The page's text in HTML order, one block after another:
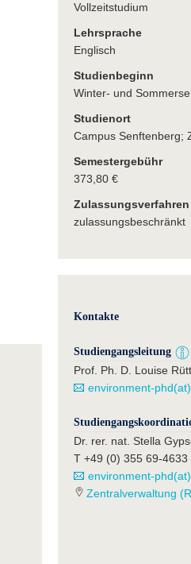
Vollzeitstudium
Lehrsprache
Englisch
Studienbeginn
Winter- und
Studienort
Campus Senftenberg;
Semestergebühr
373,80 €
Zulassungsverfahren
zulassungsbeschränkt
Kontakte
Studiengangsleitung
Prof. Ph. D. Louise
environment-
Dr. rer. nat. Stella
T +49 (0) 355 69-4633
environment-
Zentralverwaltung